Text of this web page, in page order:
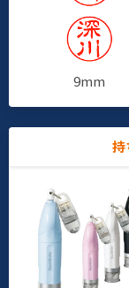
9mm
持